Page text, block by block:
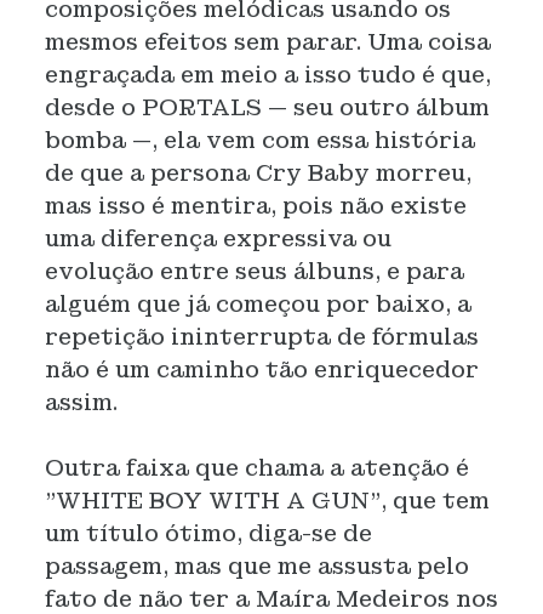
composições melódicas usando os
mesmos efeitos sem parar. Uma coisa
engraçada em meio a isso tudo é que,
desde o PORTALS — seu outro álbum
bomba —, ela vem com essa história
de que a persona Cry Baby morreu,
mas isso é mentira, pois não existe
uma diferença expressiva ou
evolução entre seus álbuns, e para
alguém que já começou por baixo, a
repetição ininterrupta de fórmulas
não é um caminho tão enriquecedor
assim.
Outra faixa que chama a atenção é
"WHITE BOY WITH A GUN", que tem
um título ótimo, diga-se de
passagem, mas que me assusta pelo
fato de não ter a Maíra Medeiros nos